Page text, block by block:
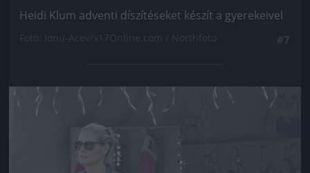
Heidi Klum adventi díszítéseket készít a gyerekeivel
Jön még kép!